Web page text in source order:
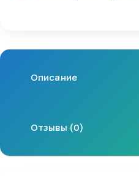
Описание
Отзывы (0)